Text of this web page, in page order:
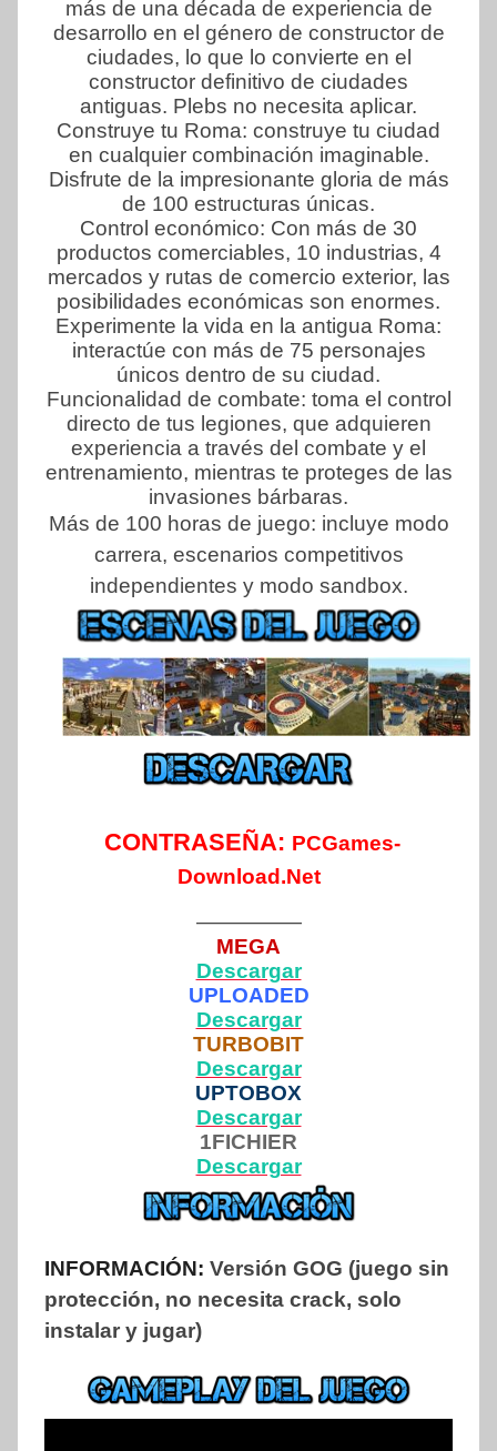
más de una década de experiencia de
desarrollo en el género de constructor de
ciudades, lo que lo convierte en el
constructor definitivo de ciudades
antiguas. Plebs no necesita aplicar.
Construye tu Roma: construye tu ciudad
en cualquier combinación imaginable.
Disfrute de la impresionante gloria de más
de 100 estructuras únicas.
Control económico: Con más de 30
productos comerciables, 10 industrias, 4
mercados y rutas de comercio exterior, las
posibilidades económicas son enormes.
Experimente la vida en la antigua Roma:
interactúe con más de 75 personajes
únicos dentro de su ciudad.
Funcionalidad de combate: toma el control
directo de tus legiones, que adquieren
experiencia a través del combate y el
entrenamiento, mientras te proteges de las
invasiones bárbaras.
Más de 100 horas de juego: incluye modo
carrera, escenarios competitivos
independientes y modo sandbox.
CONTRASEÑA: PCGames-
Download.Net
—————
MEGA
Descargar
UPLOADED
Descargar
TURBOBIT
Descargar
UPTOBOX
Descargar
1FICHIER
Descargar
INFORMACIÓN: Versión GOG (juego sin
protección, no necesita crack, solo
instalar y jugar)